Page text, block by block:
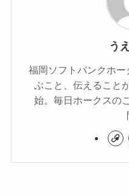
う
福岡ソフトバンクホ
ぶこと、伝えること
始。毎日ホークスの